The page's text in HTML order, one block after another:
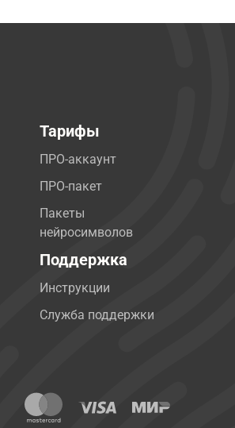
Тарифы
ПРО-аккаунт
ПРО-пакет
Пакеты
нейросимволов
Поддержка
Инструкции
Служба поддержки